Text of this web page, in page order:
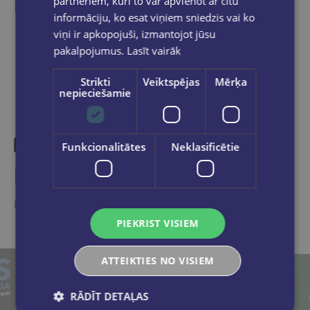
Dalies sociālajos tīklos:
Līdzīgas preces
Ieskaties, varbūt noder
informāciju, ko esat viņiem sniedzis vai ko
viņi ir apkopojuši, izmantojot jūsu
pakalpojumus. Lasīt vairāk
Strikti
nepieciešamie
Veiktspējas Mērķa
Funkcionalitātes Neklasificētie
PIEKRIST VISIEM
ATTEIKTIES NO VISIEM
RĀDĪT DETAĻAS